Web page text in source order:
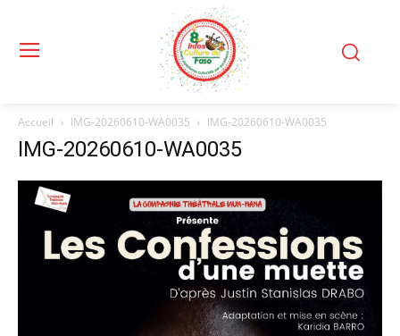
Accueil IMG-20260610-WA0035 IMG-20260610-WA0035
IMG-20260610-WA0035